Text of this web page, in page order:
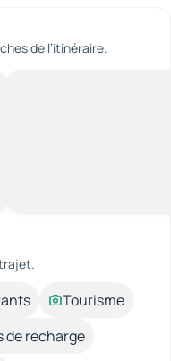
de l’itinéraire.
Tourisme
de recharge